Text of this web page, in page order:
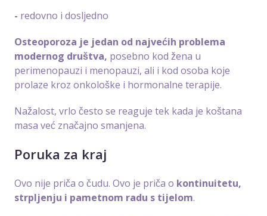
- redovno i dosljedno
Osteoporoza je jedan od najvećih problema
modernog društva, posebno kod žena u
perimenopauzi i menopauzi, ali i kod osoba koje
prolaze kroz onkološke i hormonalne terapije.
Nažalost, vrlo često se reaguje tek kada je koštana
masa već značajno smanjena.
Poruka za kraj
Ovo nije priča o čudu. Ovo je priča o kontinuitetu,
strpljenju i pametnom radu s tijelom.